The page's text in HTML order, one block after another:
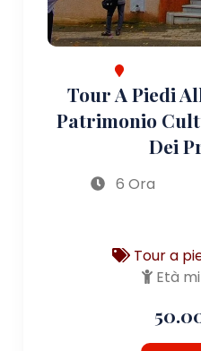
Tour A Piedi
Patrimonio
Dei
6 Ora
Tour a
Età